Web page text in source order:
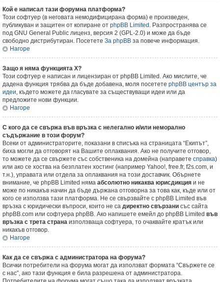
Кой е написал тази форумна платформа?
Този софтуер (в неговата немодифицирана форма) е произведен,
публикуван и защитен от копиране от phpBB Limited . Разпространява се
под GNU General Public лиценз, версия 2 (GPL-2.0) и може да бъде
свободно дистрибутиран. Посетете За phpBB за повече информация.
Нагоре
Защо я няма функцията X?
Този софтуер е написан и лицензиран от phpBB Limited. Ако мислите, че
дадена функция трябва да бъде добавена, моля посетете phpBB център за
идеи, където можете да гласувате за съществуващи идеи или да
предложите нови функции.
Нагоре
С кого да се свържа във връзка с нелегално и/или неморално
съдържание в този форум?
Всеки от администраторите, показани в списъка на страницата “Екипът”,
биха могли да отговорят на Вашите оплаквания. Ако не получите отговор,
то можете да се свържете със собственика на домейна (направете справка)
или ако се хоства на безплатен хостинг (например Yahoo!, free.fr, f2s.com, и
т.н.), управата или отдела за оплаквания на този доставчик. Обърнете
внимание, че phpBB Limited няма абсолютно никаква юрисдикция и не
може по никакъв начин да бъде държана отговорна за това как, къде или от
кого се използва тази платформа. Не се свързвайте с phpBB Limited във
връзка с юридически въпроси, които не са директно свързани със сайта
phpBB.com или софтуера phpBB. Ако напишете емейл до phpBB Limited във
връзка с трета страна използваща софтуера, то очаквайте кратък или
никакъв отговор.
Нагоре
Как да се свържа с администратора на форума?
Всички потребители на форума могат да използват формата “Свържете се
с нас”, ако тази функция е била разрешена от администратора.